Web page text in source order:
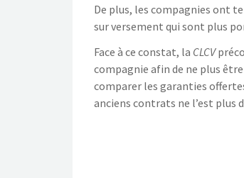
De plus, les compagnies ont
sur versement qui sont plus
Face à ce constat, la CLCV
compagnie afin de ne plus
comparer les garanties
anciens contrats ne l’est plus